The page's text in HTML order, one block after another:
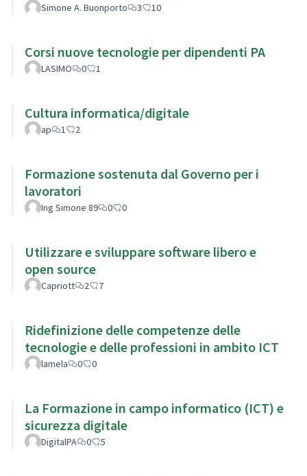
Simone A. Buonporto 3 10
Corsi nuove tecnologie per dipendenti PA
LASIMO 0 1
Cultura informatica/digitale
ap 1 2
Formazione sostenuta dal Governo per i
lavoratori
Ing Simone 89 0 0
Utilizzare e sviluppare software libero e
open source
Capriott 2 7
Ridefinizione delle competenze delle
tecnologie e delle professioni in ambito ICT
lamela 0 0
La Formazione in campo informatico (ICT) e
sicurezza digitale
DigitalPA 0 5